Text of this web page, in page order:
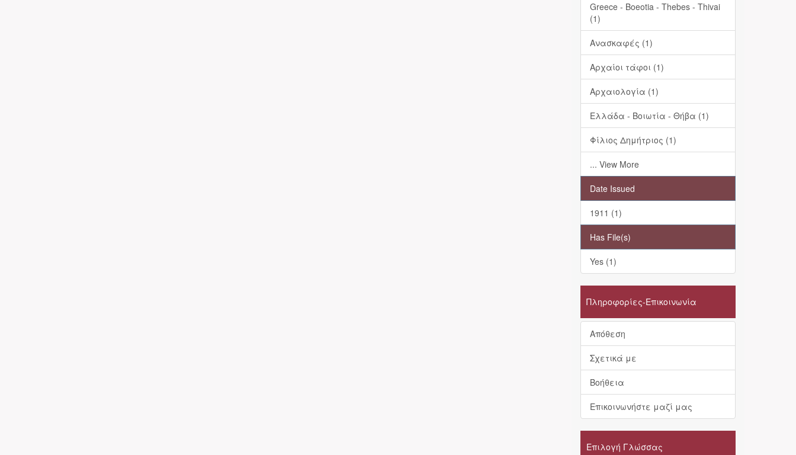
Greece - Boeotia - Thebes - Thivai
(1)
Ανασκαφές (1)
Αρχαίοι τάφοι (1)
Αρχαιολογία (1)
Ελλάδα - Βοιωτία - Θήβα (1)
Φίλιος Δημήτριος (1)
... View More
Date Issued
1911 (1)
Has File(s)
Yes (1)
Πληροφορίες-Επικοινωνία
Απόθεση
Σχετικά με
Βοήθεια
Επικοινωνήστε μαζί μας
Επιλογή Γλώσσας